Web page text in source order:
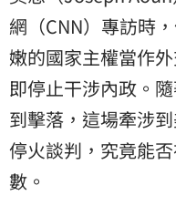
網（CNN）專訪時
嫩的國家主權當作
即停止干涉內政。
到擊落，這場牽涉
停火談判，究竟能
數。